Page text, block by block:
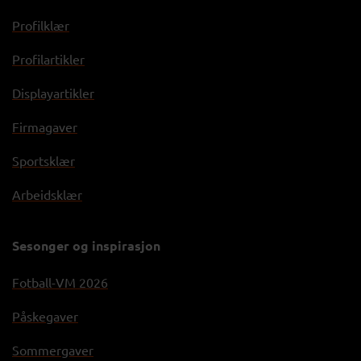
Profilklær
Profilartikler
Displayartikler
Firmagaver
Sportsklær
Arbeidsklær
Sesonger og inspirasjon
Fotball-VM 2026
Påskegaver
Sommergaver